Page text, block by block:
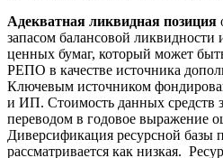
Адекватная ликвидная позиция
запасом балансовой ликвидности
ценных бумаг, который может
РЕПО в качестве источника
Ключевым источником
и ИП. Стоимость данных средств
переводом в годовое выражение
Диверсификация ресурсной базы
рассматривается как низкая.